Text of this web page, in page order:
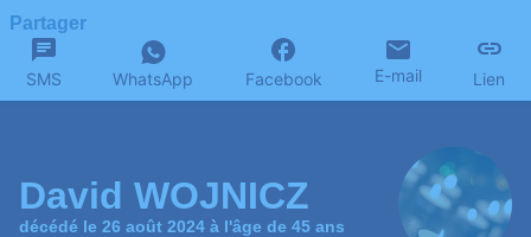
Partager
SMS WhatsApp Facebook E-mail Lien
David WOJNICZ
décédé le 26 août 2024 à l'âge de 45 ans